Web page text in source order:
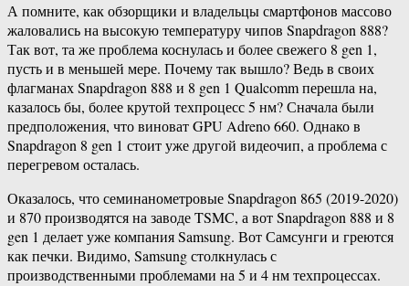
А помните, как обзорщики и владельцы смартфонов массово
жаловались на высокую температуру чипов Snapdragon 888?
Так вот, та же проблема коснулась и более свежего 8 gen 1,
пусть и в меньшей мере. Почему так вышло? Ведь в своих
флагманах Snapdragon 888 и 8 gen 1 Qualcomm перешла на,
казалось бы, более крутой техпроцесс 5 нм? Сначала были
предположения, что виноват GPU Adreno 660. Однако в
Snapdragon 8 gen 1 стоит уже другой видеочип, а проблема с
перегревом осталась.
Оказалось, что семинанометровые Snapdragon 865 (2019-2020)
и 870 производятся на заводе TSMC, а вот Snapdragon 888 и 8
gen 1 делает уже компания Samsung. Вот Самсунги и греются
как печки. Видимо, Samsung столкнулась с
производственными проблемами на 5 и 4 нм техпроцессах.